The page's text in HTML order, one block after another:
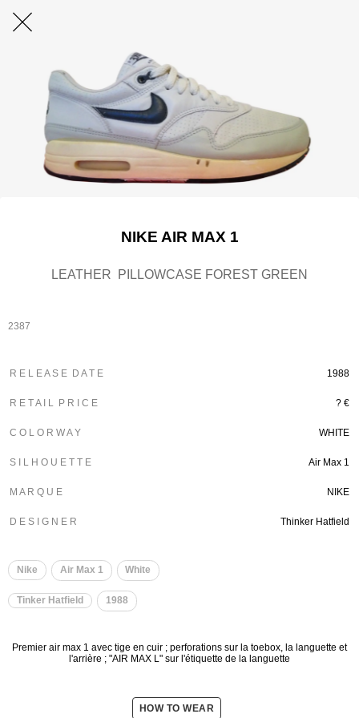
NIKE AIR MAX 1
LEATHER PILLOWCASE FOREST GREEN
2387
R E L E A S E D A T E 1988
R E T A I L P R I C E ? €
C O L O R W A Y WHITE
S I L H O U E T T E Air Max 1
M A R Q U E NIKE
D E S I G N E R Thinker Hatfield
Nike Air Max 1 White
Tinker Hatfield 1988
Premier air max 1 avec tige en cuir ; perforations sur la toebox, la languette et
l'arrière ; "AIR MAX L" sur l'étiquette de la languette
HOW TO WEAR